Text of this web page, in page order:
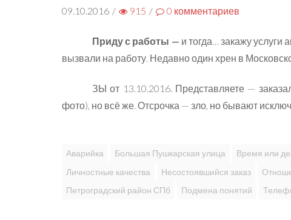
09.10.2016 / 915 / 0 комментариев
Приду с работы — и тогда… закажу
вызвали на работу. Недавно один хрен в
ЗЫ от 13.10.2016. Представляете —
фото), но всё же. Отсрочка — зло, но бывают
Аварийка Большая Пушкарская улица Время или
Личностные качества
Несостоявшийся заказ
Петроградский район СПб
Подмена понятий